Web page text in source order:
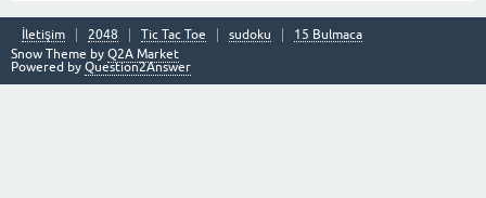
İletişim 2048 Tic Tac Toe sudoku
15 Bulmaca
Snow Theme by Q2A Market
Powered by Question2Answer